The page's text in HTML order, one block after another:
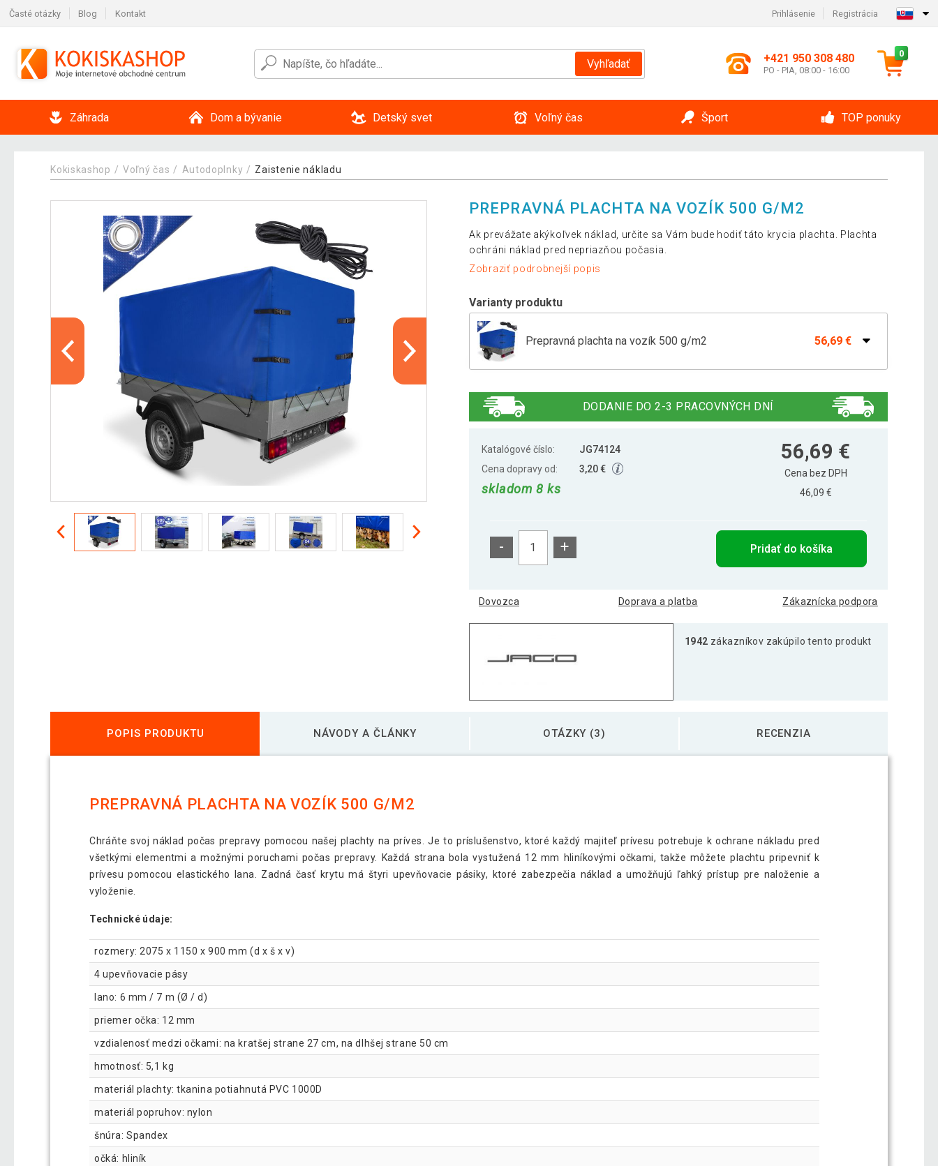
Časté otázky Blog Kontakt Prihlásenie Registrácia
Vyhľadať +421 950 308 480
PO - PIA, 08:00 - 16:00
0
Záhrada Dom a bývanie Detský svet Voľný čas Šport TOP ponuky
Kokiskashop Voľný čas Autodoplnky Zaistenie nákladu
PREPRAVNÁ PLACHTA NA VOZÍK 500 G/M2
Ak prevážate akýkoľvek náklad, určite sa Vám bude hodiť táto krycia plachta. Plachta
ochráni náklad pred nepriazňou počasia.
Zobraziť podrobnejší popis
Varianty produktu
Prepravná plachta na vozík 500 g/m2 56,69 €
DODANIE DO 2-3 PRACOVNÝCH DNÍ
Katalógové číslo:
JG74124
Cena dopravy od:
3,20 €
skladom 8 ks
56,69 €
Cena bez DPH
46,09 €
- + Pridať do košíka
Dovozca Doprava a platba Zákaznícka podpora
1942 zákazníkov zakúpilo tento produkt
POPIS PRODUKTU NÁVODY A ČLÁNKY OTÁZKY (3) RECENZIA
PREPRAVNÁ PLACHTA NA VOZÍK 500 G/M2
Chráňte svoj náklad počas prepravy pomocou našej plachty na príves. Je to príslušenstvo, ktoré každý majiteľ prívesu potrebuje k ochrane nákladu pred
všetkými elementmi a možnými poruchami počas prepravy. Každá strana bola vystužená 12 mm hliníkovými očkami, takže môžete plachtu pripevniť k
prívesu pomocou elastického lana. Zadná časť krytu má štyri upevňovacie pásiky, ktoré zabezpečia náklad a umožňujú ľahký prístup pre naloženie a
vyloženie.
Technické údaje:
rozmery: 2075 x 1150 x 900 mm (d x š x v)
4 upevňovacie pásy
lano: 6 mm / 7 m (Ø / d)
priemer očka: 12 mm
vzdialenosť medzi očkami: na kratšej strane 27 cm, na dlhšej strane 50 cm
hmotnosť: 5,1 kg
materiál plachty: tkanina potiahnutá PVC 1000D
materiál popruhov: nylon
šnúra: Spandex
očká: hliník